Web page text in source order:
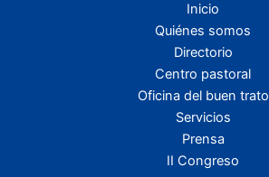
Inicio
Quiénes somos
Directorio
Centro pastoral
Oficina del buen trato
Servicios
Prensa
II Congreso